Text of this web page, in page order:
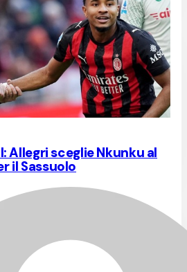
Allegri sceglie Nkunku al
il Sassuolo